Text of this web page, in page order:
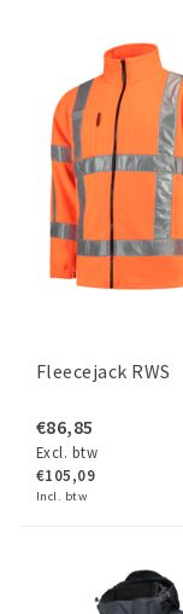
Fleecejack RWS
€86,85
Excl. btw
€105,09
Incl. btw